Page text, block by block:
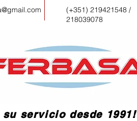
(+351) 219421548 /
218039078
su servicio desde 1991!